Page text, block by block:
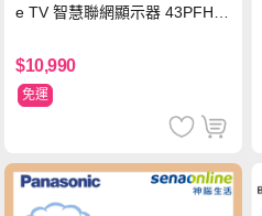
e TV 智慧聯網顯示器 43PFH6
$10,990
免運